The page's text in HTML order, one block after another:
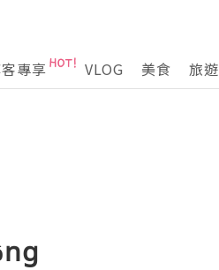
專享 VLOG 美食 旅遊